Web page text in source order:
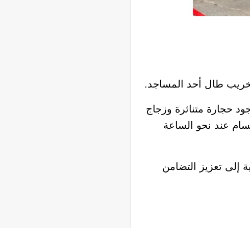
طال أحد المساجد.
حجارة متناثرة وزجاج
عند نحو الساعة
إلى تعزيز التضامن